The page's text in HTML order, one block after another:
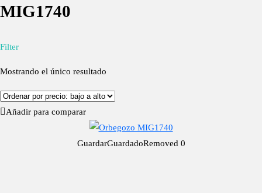
MIG1740
Filter
Mostrando el único resultado
Añadir para comparar
GuardarGuardadoRemoved 0